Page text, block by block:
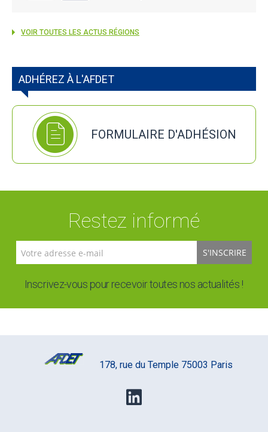
VOIR TOUTES LES ACTUS RÉGIONS
ADHÉREZ À L'AFDET
FORMULAIRE D'ADHÉSION
Restez informé
S'INSCRIRE
Inscrivez-vous pour recevoir toutes nos actualités !
178, rue du Temple 75003 Paris